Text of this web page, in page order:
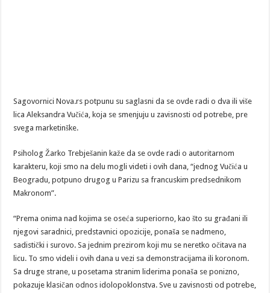
Sagovornici Nova.rs potpunu su saglasni da se ovde radi o dva ili više
lica Aleksandra Vučića, koja se smenjuju u zavisnosti od potrebe, pre
svega marketinške.
Psiholog Žarko Trebješanin kaže da se ovde radi o autoritarnom
karakteru, koji smo na delu mogli videti i ovih dana, “jednog Vučića u
Beogradu, potpuno drugog u Parizu sa francuskim predsednikom
Makronom”.
“Prema onima nad kojima se oseća superiorno, kao što su građani ili
njegovi saradnici, predstavnici opozicije, ponaša se nadmeno,
sadistički i surovo. Sa jednim prezirom koji mu se neretko očitava na
licu. To smo videli i ovih dana u vezi sa demonstracijama ili koronom.
Sa druge strane, u posetama stranim liderima ponaša se ponizno,
pokazuje klasičan odnos idolopoklonstva. Sve u zavisnosti od potrebe,